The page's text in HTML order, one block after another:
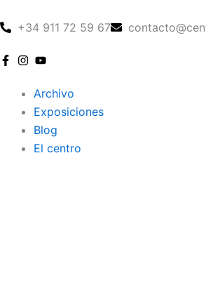
al
+34 911 72 59 67
Archivo
Exposiciones
Blog
El centro